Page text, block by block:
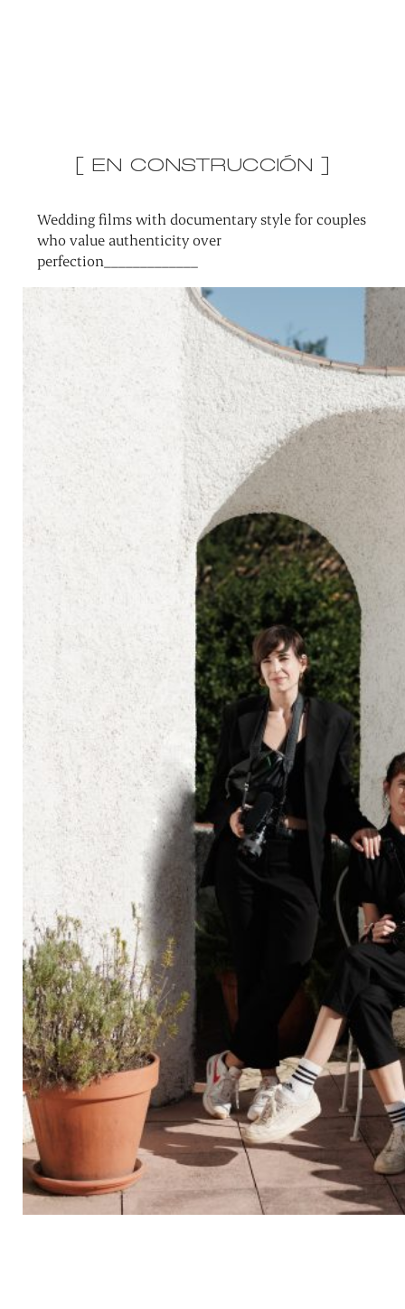
[ EN CONSTRUCCIÓN ]
Wedding films with documentary style for couples
who value authenticity over
perfection_____________